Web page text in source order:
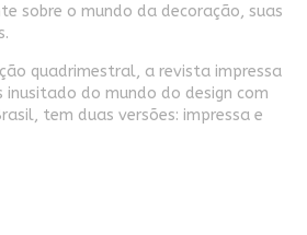
sobre o mundo da decoração, suas
quadrimestral, a revista impressa
inusitado do mundo do design com
tem duas versões: impressa e